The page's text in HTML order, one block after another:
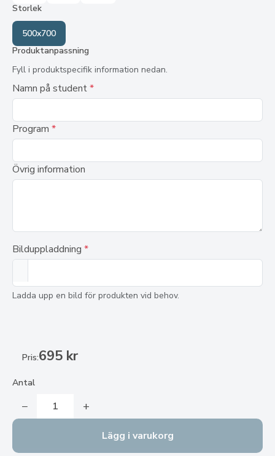
Storlek
500x700
Produktanpassning
Fyll i produktspecifik information nedan.
Namn på student*
Program *
Övrig information
Bilduppladdning *
Ladda upp en bild för produkten vid behov.
Pris:695 kr
Antal
− +
Lägg i varukorg